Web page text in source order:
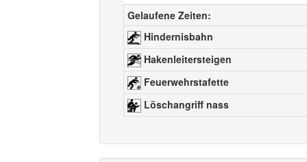
Gelaufene Zeiten:
Hindernisbahn
Hakenleitersteigen
Feuerwehrstafette
Löschangriff nass